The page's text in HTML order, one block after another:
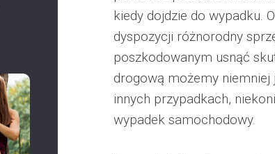
kiedy dojdzie do wypadku.
dyspozycji różnorodny
poszkodowanym usnąć
drogową możemy
innych przypadkach,
wypadek samochodowy.